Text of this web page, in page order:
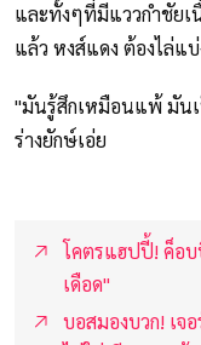
และทั้งๆที่มีแววกำชัยเ
แล้ว หงส์แดง ต้องไล่แ
"มันรู้สึกเหมือนแพ้ มัน
ร่างยักษ์เอ่ย
โคตรแฮปปี้! ค็อ
เดือด"
บอสมองบวก! เจ